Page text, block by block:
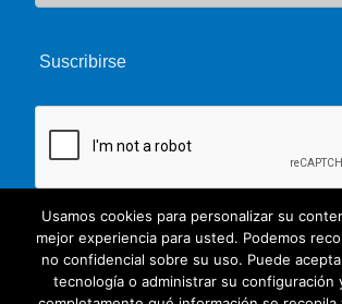
Usamos cookies para personalizar su
mejor experiencia para usted. Podemos
no confidencial sobre su uso. Puede
tecnología o administrar su configuración